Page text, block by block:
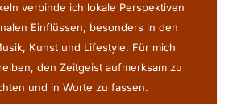
verbinde ich lokale Perspektiven
Einflüssen, besonders in den
Kunst und Lifestyle. Für mich
den Zeitgeist aufmerksam zu
und in Worte zu fassen.